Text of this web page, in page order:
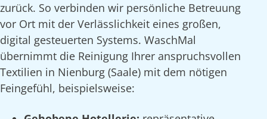
zurück. So verbinden wir persönliche Betreuung
vor Ort mit der Verlässlichkeit eines großen,
digital gesteuerten Systems. WaschMal
übernimmt die Reinigung Ihrer anspruchsvollen
Textilien in Nienburg (Saale) mit dem nötigen
Feingefühl, beispielsweise: